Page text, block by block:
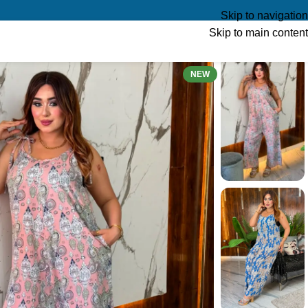
Skip to navigation
Skip to main content
NEW